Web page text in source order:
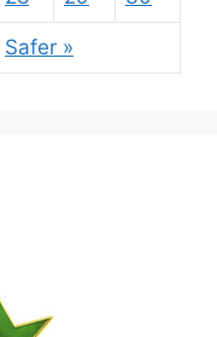
Safer »